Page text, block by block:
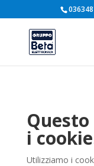
i
Utilizziamo i